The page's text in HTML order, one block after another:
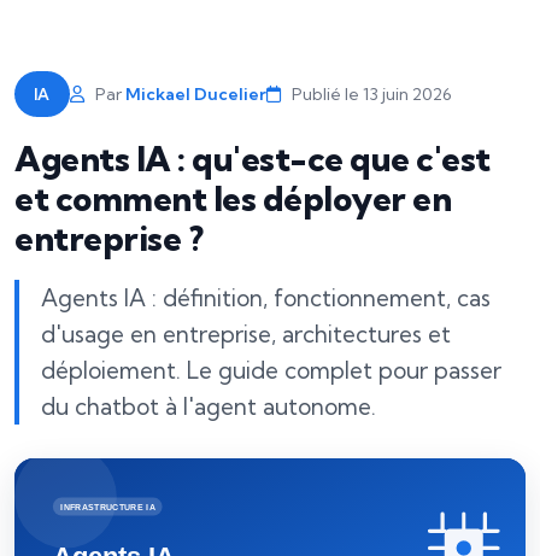
IA Par Mickael Ducelier Publié le 13 juin 2026
Agents IA : qu'est-ce que c'est
et comment les déployer en
entreprise ?
Agents IA : définition, fonctionnement, cas
d'usage en entreprise, architectures et
déploiement. Le guide complet pour passer
du chatbot à l'agent autonome.